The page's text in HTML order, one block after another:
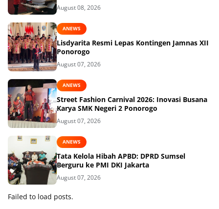
August 08, 2026
ANEWS
Lisdyarita Resmi Lepas Kontingen Jamnas XII
Ponorogo
August 07, 2026
ANEWS
Street Fashion Carnival 2026: Inovasi Busana
Karya SMK Negeri 2 Ponorogo
August 07, 2026
ANEWS
Tata Kelola Hibah APBD: DPRD Sumsel
Berguru ke PMI DKI Jakarta
August 07, 2026
Failed to load posts.